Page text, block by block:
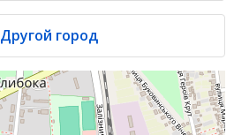
Другой город